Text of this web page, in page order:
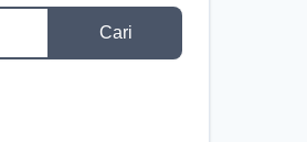
Cari